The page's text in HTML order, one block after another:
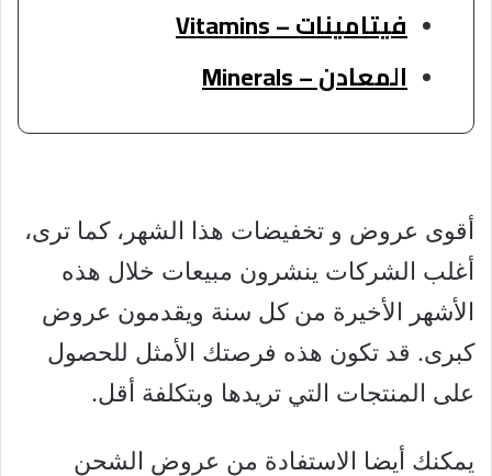
فيتامينات – Vitamins
المعادن – Minerals
أقوى عروض و تخفيضات هذا الشهر، كما ترى،
أغلب الشركات ينشرون مبيعات خلال هذه
الأشهر الأخيرة من كل سنة ويقدمون عروض
كبرى. قد تكون هذه فرصتك الأمثل للحصول
على المنتجات التي تريدها وبتكلفة أقل.
يمكنك أيضا الاستفادة من عروض الشحن